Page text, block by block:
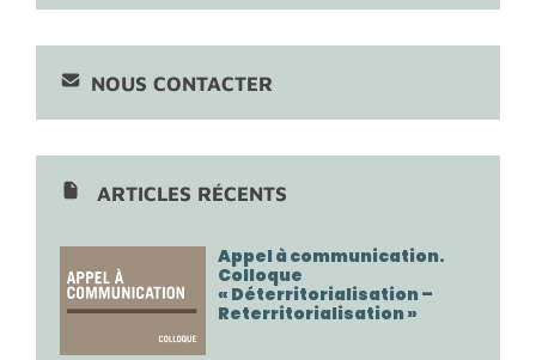
NOUS CONTACTER
ARTICLES RÉCENTS
Appel à communication.
Colloque
« Déterritorialisation –
Reterritorialisation »